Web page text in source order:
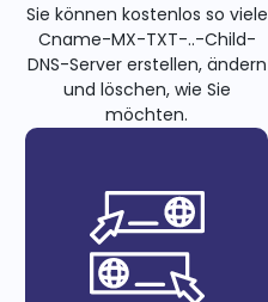
Sie können kostenlos so viele
Cname-MX-TXT-..-Child-
DNS-Server erstellen, ändern
und löschen, wie Sie
möchten.